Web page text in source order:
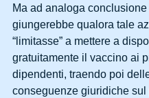
Ma ad analoga conclusione
giungerebbe qualora tale
“limitasse” a mettere a
gratuitamente il vaccino ai
dipendenti, traendo poi
conseguenze giuridiche sul